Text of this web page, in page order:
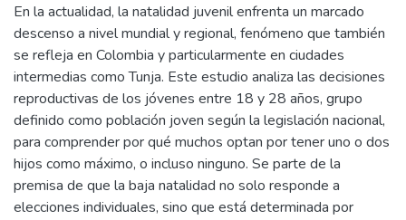
En la actualidad, la natalidad juvenil enfrenta un marcado
descenso a nivel mundial y regional, fenómeno que también
se refleja en Colombia y particularmente en ciudades
intermedias como Tunja. Este estudio analiza las decisiones
reproductivas de los jóvenes entre 18 y 28 años, grupo
definido como población joven según la legislación nacional,
para comprender por qué muchos optan por tener uno o dos
hijos como máximo, o incluso ninguno. Se parte de la
premisa de que la baja natalidad no solo responde a
elecciones individuales, sino que está determinada por